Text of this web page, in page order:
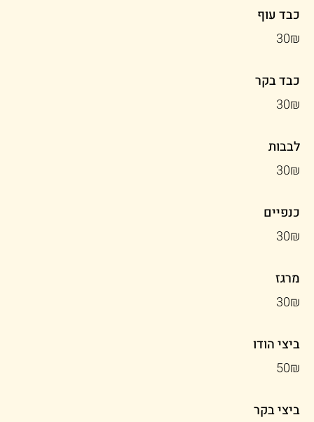
כבד עוף
‏30 ‏₪
כבד בקר
‏30 ‏₪
לבבות
‏30 ‏₪
כנפיים
‏30 ‏₪
מרגז
‏30 ‏₪
ביצי הודו
‏50 ‏₪
ביצי בקר